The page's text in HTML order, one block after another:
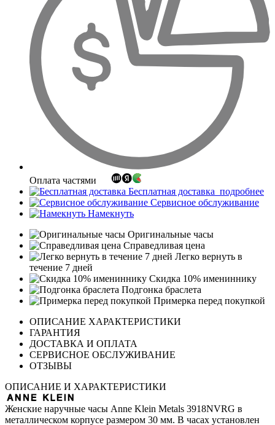
Оплата частями
Бесплатная доставка подробнее
Сервисное обслуживание
Намекнуть
Оригинальные часы
Справедливая цена
Легко вернуть в
течение 7 дней
Скидка 10% имениннику
Подгонка браслета
Примерка перед покупкой
ОПИСАНИЕ ХАРАКТЕРИСТИКИ
ГАРАНТИЯ
ДОСТАВКА И ОПЛАТА
СЕРВИСНОЕ ОБСЛУЖИВАНИЕ
ОТЗЫВЫ
ОПИСАНИЕ И ХАРАКТЕРИСТИКИ
Женские наручные часы Anne Klein Metals 3918NVRG в
металлическом корпусе размером 30 мм. В часах установлен